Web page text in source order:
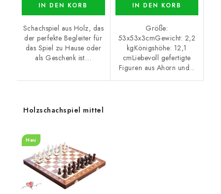
IN DEN KORB
Schachspiel aus Holz, das
der perfekte Begleiter für
das Spiel zu Hause oder
als Geschenk ist....
IN DEN KORB
Größe:
53x53x3cmGewicht: 2,2
kgKönigshöhe: 12,1
cmLiebevoll gefertigte
Figuren aus Ahorn und...
Holzschachspiel mittel
Neu